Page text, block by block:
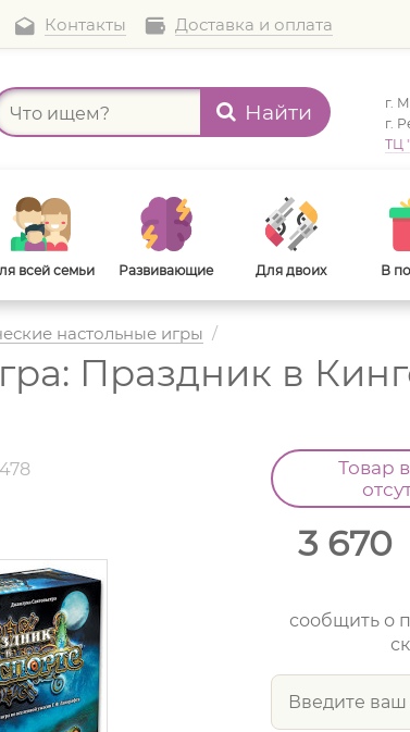
Контакты Доставка и оплата
Найти
г.
г.
ТЦ
всей семьи Развивающие Для двоих В
В дорогу Для взрослых
настольные игры /
Праздник в
Товар
3 670
сообщить о